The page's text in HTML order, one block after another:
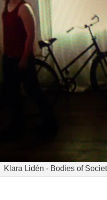
Klara Lidén - Bodies of